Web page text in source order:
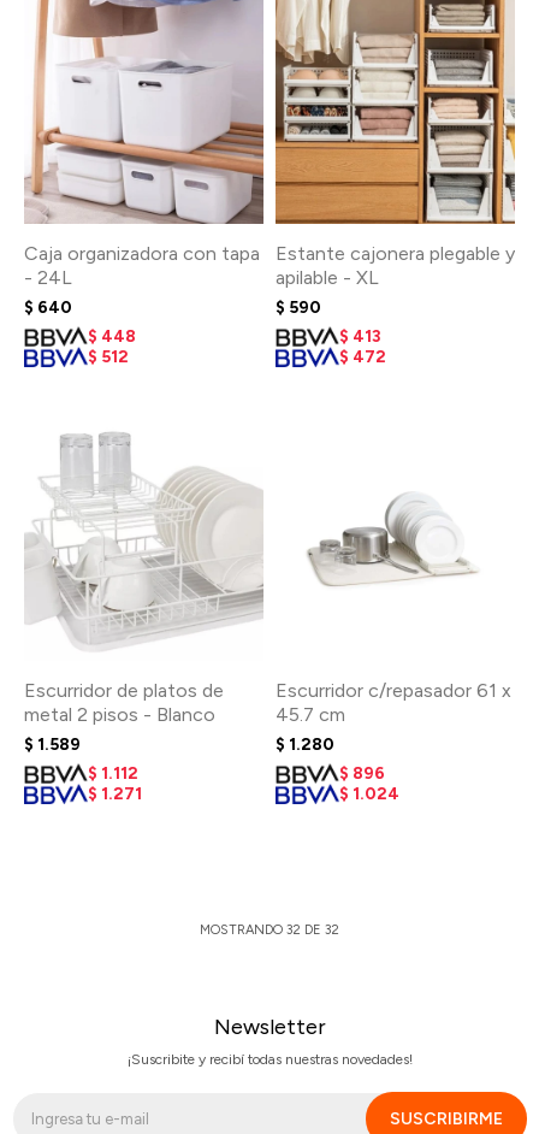
Caja organizadora con tapa
- 24L
$ 640
$ 448
$ 512
Estante cajonera plegable y
apilable - XL
$ 590
$ 413
$ 472
Escurridor de platos de
metal 2 pisos - Blanco
$ 1.589
$ 1.112
$ 1.271
Escurridor c/repasador 61 x
45.7 cm
$ 1.280
$ 896
$ 1.024
MOSTRANDO 32 DE 32
Newsletter
¡Suscribite y recibí todas nuestras novedades!
SUSCRIBIRME